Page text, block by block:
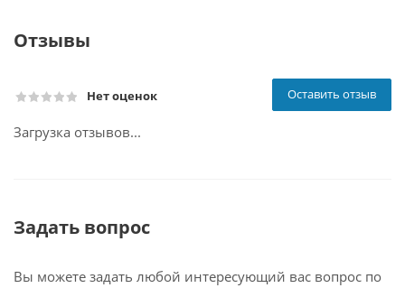
Отзывы
Нет оценок Оставить отзыв
Загрузка отзывов...
Задать вопрос
Вы можете задать любой интересующий вас вопрос по